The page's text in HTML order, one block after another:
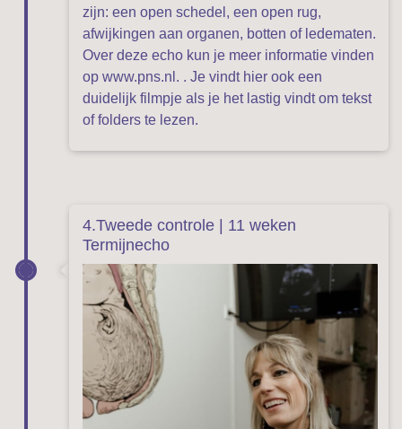
zijn: een open schedel, een open rug,
afwijkingen aan organen, botten of ledematen.
Over deze echo kun je meer informatie vinden
op www.pns.nl . . Je vindt hier ook een
duidelijk filmpje als je het lastig vindt om tekst
of folders te lezen.
4.Tweede controle | 11 weken
Termijnecho